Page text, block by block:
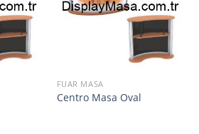
FUAR MASA
Centro Masa Oval